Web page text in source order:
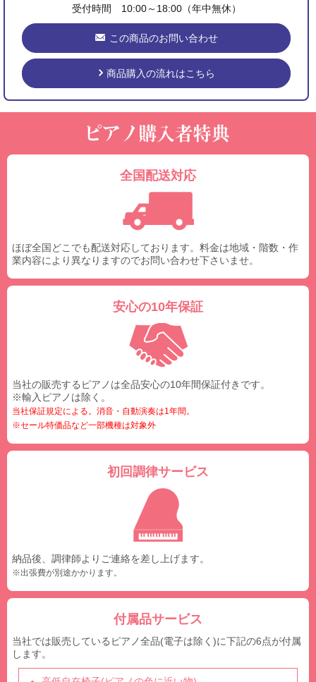
受付時間 10:00～18:00（年中無休）
この商品のお問い合わせ
商品購入の流れはこちら
全国配送対応
ほぼ全国どこでも配送対応しております。料金は地域・階数・作
業内容により異なりますのでお問い合わせ下さいませ。
安心の10年保証
当社の販売するピアノは全品安心の10年間保証付きです。
※輸入ピアノは除く。
当社保証規定による。消音・自動演奏は1年間。
※セール特価品など一部機種は対象外
初回調律サービス
納品後、調律師よりご連絡を差し上げます。
※出張費が別途かかります。
付属品サービス
当社では販売しているピアノ全品(電子は除く)に下記の6点が付属
します。